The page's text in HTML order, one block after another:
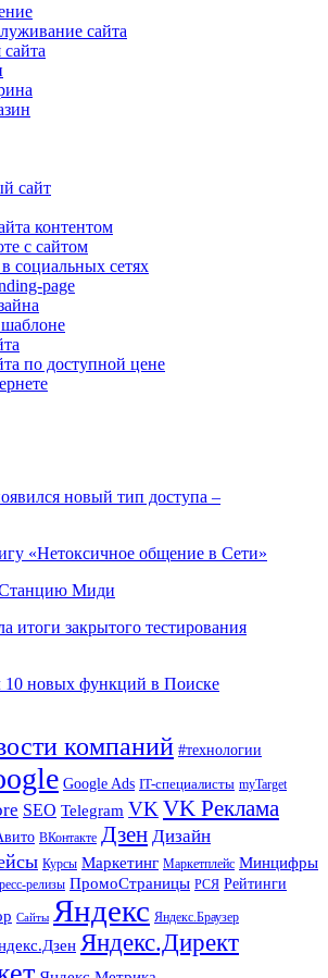
сайта
сайт
контентом
с сайтом
социальных сетях
page
шаблоне
по доступной цене
новый тип доступа –
«Нетоксичное общение в Сети»
Станцию Миди
итоги закрытого тестирования
10 новых функций в Поиске
компаний #технологии
Google Ads IT-специалисты myTarget
SEO Telegram VK VK Реклама
ВКонтакте Дзен Дизайн
Курсы Маркетинг Маркетплейс Минцифры
релизы ПромоСтраницы РСЯ Рейтинги
Сайты Яндекс Яндекс.Браузер
Яндекс.Директ